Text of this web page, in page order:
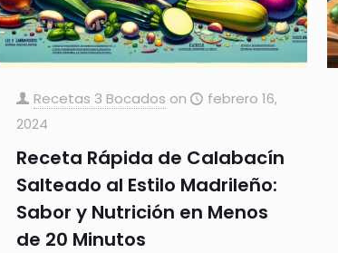
Recetas 3 Bocados on
febrero 16,
2024
Receta Rápida de Calabacín
Salteado al Estilo Madrileño:
Sabor y Nutrición en Menos
de 20 Minutos